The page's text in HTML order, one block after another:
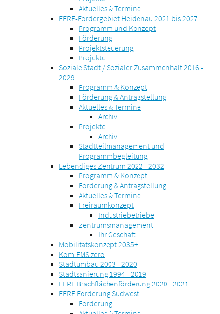
Aktuelles & Termine
EFRE-Fördergebiet Heidenau 2021 bis 2027
Programm und Konzept
Förderung
Projektsteuerung
Projekte
Soziale Stadt / Sozialer Zusammenhalt 2016 -
2029
Programm & Konzept
Förderung & Antragstellung
Aktuelles & Termine
Archiv
Projekte
Archiv
Stadtteilmanagement und
Programmbegleitung
Lebendiges Zentrum 2022 - 2032
Programm & Konzept
Förderung & Antragstellung
Aktuelles & Termine
Freiraumkonzept
Industriebetriebe
Zentrumsmanagement
Ihr Geschäft
Mobilitätskonzept 2035+
Kom.EMS zero
Stadtumbau 2003 - 2020
Stadtsanierung 1994 - 2019
EFRE Brachflächenförderung 2020 - 2021
EFRE Förderung Südwest
Förderung